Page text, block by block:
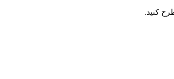
کنید.